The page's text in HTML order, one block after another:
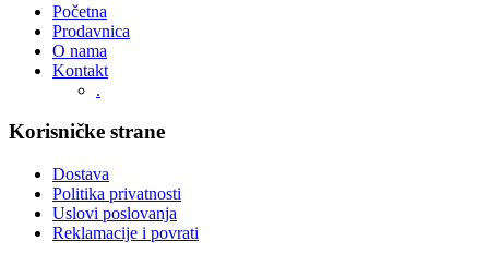
Početna
Prodavnica
O nama
Kontakt
.
Korisničke strane
Dostava
Politika privatnosti
Uslovi poslovanja
Reklamacije i povrati